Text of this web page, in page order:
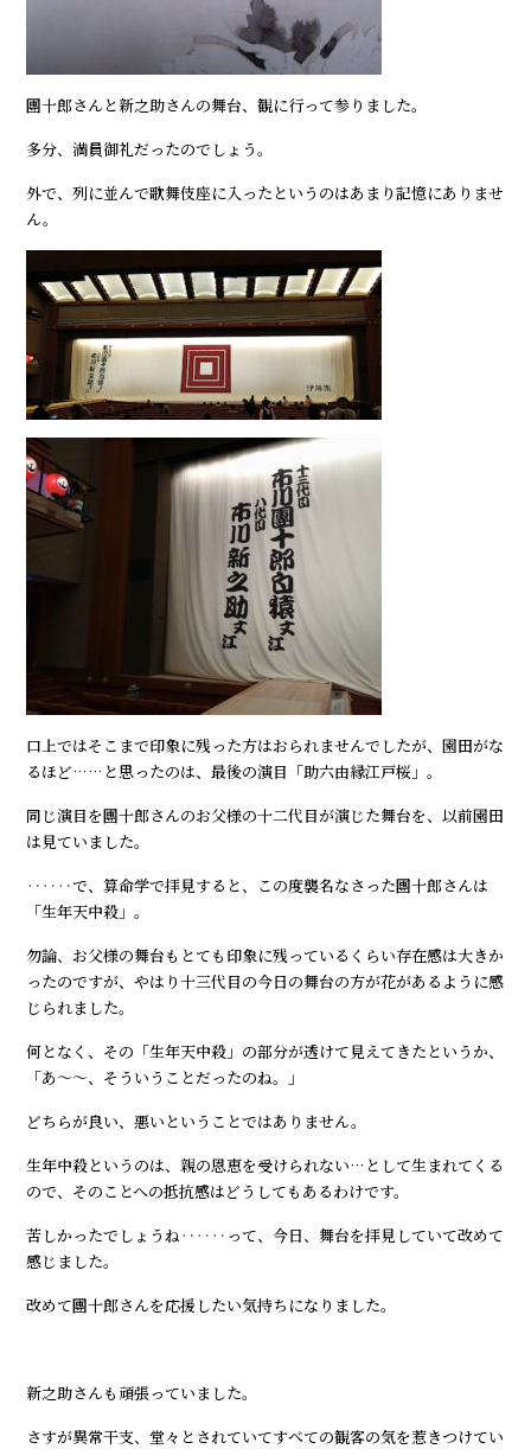
團十郎さんと新之助さんの舞台、観に行って参りました。
多分、満員御礼だったのでしょう。
外で、列に並んで歌舞伎座に入ったというのはあまり記憶にありませ
ん。
口上ではそこまで印象に残った方はおられませんでしたが、園田がな
るほど……と思ったのは、最後の演目「助六由縁江戸桜」。
同じ演目を團十郎さんのお父様の十二代目が演じた舞台を、以前園田
は見ていました。
‥‥‥で、算命学で拝見すると、この度襲名なさった團十郎さんは
「生年天中殺」。
勿論、お父様の舞台もとても印象に残っているくらい存在感は大きか
ったのですが、やはり十三代目の今日の舞台の方が花があるように感
じられました。
何となく、その「生年天中殺」の部分が透けて見えてきたというか、
「あ～～、そういうことだったのね。」
どちらが良い、悪いということではありません。
生年中殺というのは、親の恩恵を受けられない…として生まれてくる
ので、そのことへの抵抗感はどうしてもあるわけです。
苦しかったでしょうね‥‥‥って、今日、舞台を拝見していて改めて
感じました。
改めて團十郎さんを応援したい気持ちになりました。
新之助さんも頑張っていました。
さすが異常干支、堂々とされていてすべての観客の気を惹きつけてい